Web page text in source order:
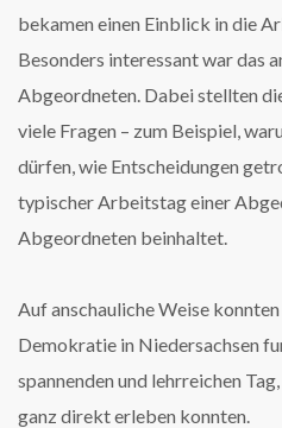
bekamen einen Einblick in die
Besonders interessant war das
Abgeordneten. Dabei stellten
viele Fragen – zum Beispiel,
dürfen, wie Entscheidungen
typischer Arbeitstag einer
Abgeordneten beinhaltet.
Auf anschauliche Weise
Demokratie in Niedersachsen
spannenden und lehrreichen
ganz direkt erleben konnten.